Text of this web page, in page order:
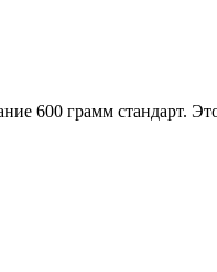
600 грамм стандарт.